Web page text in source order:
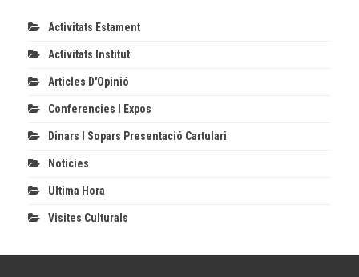
Activitats Estament
Activitats Institut
Articles D'Opinió
Conferencies I Expos
Dinars I Sopars Presentació Cartulari
Notícies
Ultima Hora
Visites Culturals